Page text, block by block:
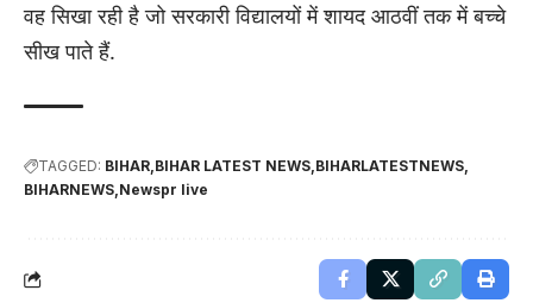
वह सिखा रही है जो सरकारी विद्यालयों में शायद आठवीं तक में बच्चे
सीख पाते हैं.
TAGGED: BIHAR BIHAR LATEST NEWS BIHARLATESTNEWS
BIHARNEWS Newspr live